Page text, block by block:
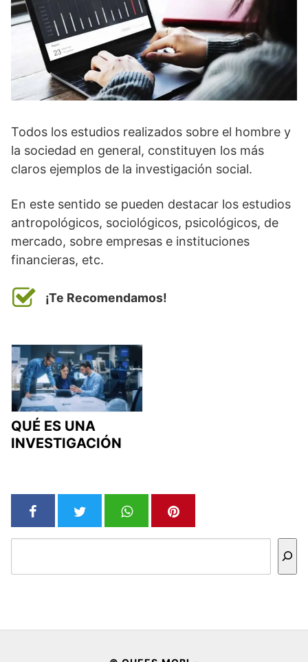
Todos los estudios realizados sobre el hombre y
la sociedad en general, constituyen los más
claros ejemplos de la investigación social.
En este sentido se pueden destacar los estudios
antropológicos, sociológicos, psicológicos, de
mercado, sobre empresas e instituciones
financieras, etc.
¡Te Recomendamos!
QUÉ ES UNA
INVESTIGACIÓN